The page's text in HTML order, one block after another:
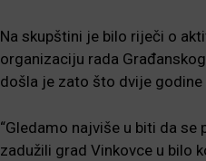
Na skupštini je bilo riječi o
organizaciju rada
došla je zato što dvije
“Gledamo najviše u biti da
zadužili grad Vinkovce u bilo